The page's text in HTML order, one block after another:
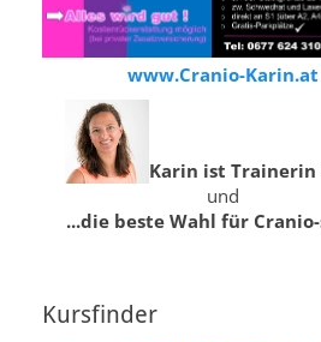
www.Cranio-Karin.at
Karin ist Trainerin
und
...die beste Wahl für
Kursfinder